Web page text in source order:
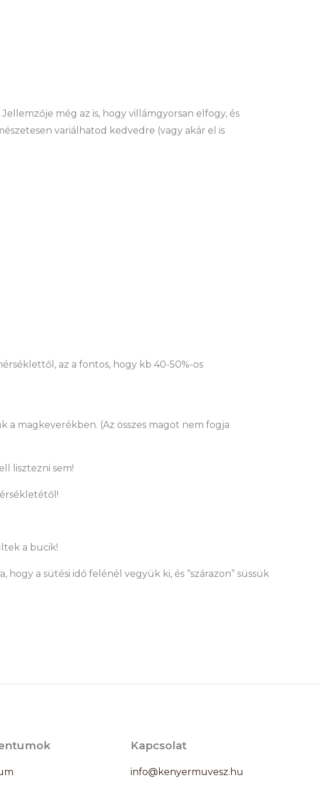
még az is, hogy villámgyorsan elfogy, és
variálhatod kedvedre (vagy akár el is
az a fontos, hogy kb 40-50%-os
magkeverékben. (Az összes magot nem fogja
lisztezni sem!
a bucik!
a sütési idő felénél vegyük ki, és “szárazon” süssük
Kapcsolat
info@kenyermuvesz.hu